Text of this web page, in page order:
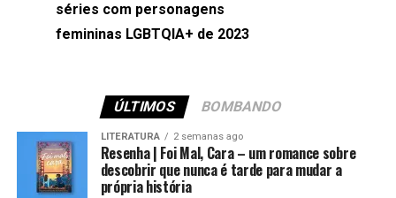
séries com personagens
femininas LGBTQIA+ de 2023
ÚLTIMOS BOMBANDO
LITERATURA 2 semanas ago
Resenha | Foi Mal, Cara – um romance sobre
descobrir que nunca é tarde para mudar a
própria história